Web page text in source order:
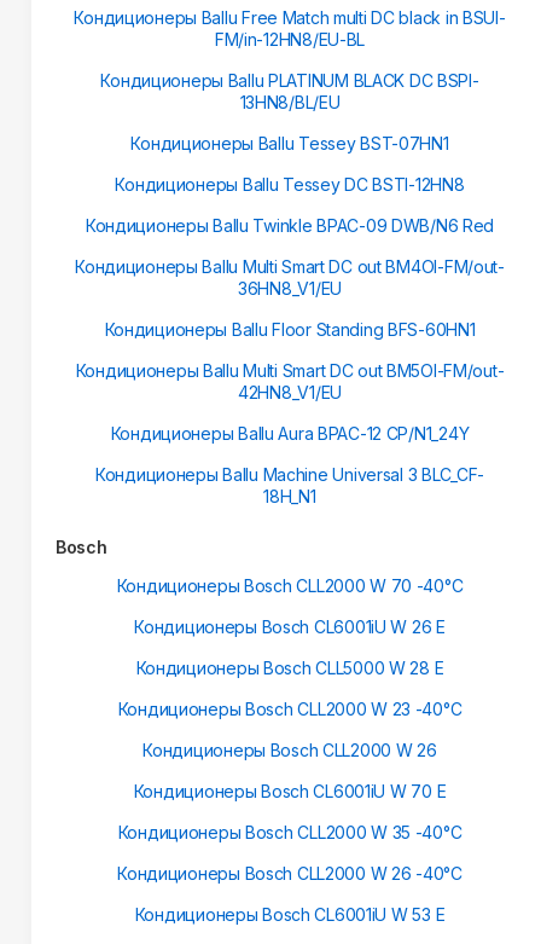
Кондиционеры Ballu Free Match multi DC black in BSUI-
FM/in-12HN8/EU-BL
Кондиционеры Ballu PLATINUM BLACK DC BSPI-
13HN8/BL/EU
Кондиционеры Ballu Tessey BST-07HN1
Кондиционеры Ballu Tessey DC BSTI-12HN8
Кондиционеры Ballu Twinkle BPAC-09 DWB/N6 Red
Кондиционеры Ballu Multi Smart DC out BM4OI-FM/out-
36HN8_V1/EU
Кондиционеры Ballu Floor Standing BFS-60HN1
Кондиционеры Ballu Multi Smart DC out BM5OI-FM/out-
42HN8_V1/EU
Кондиционеры Ballu Aura BPAC-12 CP/N1_24Y
Кондиционеры Ballu Machine Universal 3 BLC_CF-
18H_N1
Bosch
Кондиционеры Bosch CLL2000 W 70 -40°С
Кондиционеры Bosch CL6001iU W 26 E
Кондиционеры Bosch CLL5000 W 28 E
Кондиционеры Bosch CLL2000 W 23 -40°С
Кондиционеры Bosch CLL2000 W 26
Кондиционеры Bosch CL6001iU W 70 E
Кондиционеры Bosch CLL2000 W 35 -40°С
Кондиционеры Bosch CLL2000 W 26 -40°С
Кондиционеры Bosch CL6001iU W 53 E